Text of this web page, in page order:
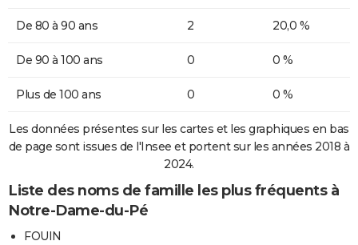
De 80 à 90 ans 2 20,0 %
De 90 à 100 ans 0 0 %
Plus de 100 ans 0 0 %
Les données présentes sur les cartes et les graphiques en bas
de page sont issues de l'Insee et portent sur les années 2018 à
2024.
Liste des noms de famille les plus fréquents à
Notre-Dame-du-Pé
FOUIN